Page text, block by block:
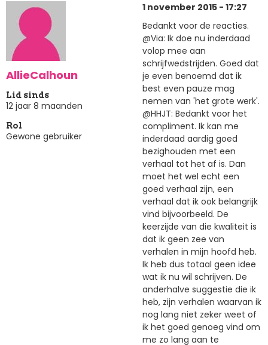
AllieCalhoun
Lid sinds
12 jaar 8 maanden
Rol
Gewone gebruiker
1 november 2015 - 17:27
Bedankt voor de reacties.
@Via: Ik doe nu inderdaad
volop mee aan
schrijfwedstrijden. Goed dat
je even benoemd dat ik
best even pauze mag
nemen van 'het grote werk'.
@HHJT: Bedankt voor het
compliment. Ik kan me
inderdaad aardig goed
bezighouden met een
verhaal tot het af is. Dan
moet het wel echt een
goed verhaal zijn, een
verhaal dat ik ook belangrijk
vind bijvoorbeeld. De
keerzijde van die kwaliteit is
dat ik geen zee van
verhalen in mijn hoofd heb.
Ik heb dus totaal geen idee
wat ik nu wil schrijven. De
anderhalve suggestie die ik
heb, zijn verhalen waarvan ik
nog lang niet zeker weet of
ik het goed genoeg vind om
me zo lang aan te